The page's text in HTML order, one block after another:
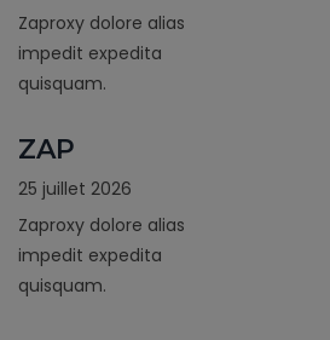
Zaproxy dolore alias
impedit expedita
quisquam.
ZAP
25 juillet 2026
Zaproxy dolore alias
impedit expedita
quisquam.